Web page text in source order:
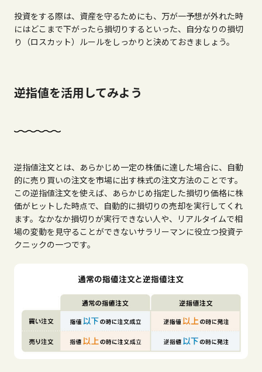
投資をする際は、資産を守るためにも、万が一予想が外れた時
にはどこまで下がったら損切りするといった、自分なりの損切
り（ロスカット）ルールをしっかりと決めておきましょう。
逆指値を活用してみよう
逆指値注文とは、あらかじめ一定の株価に達した場合に、自動
的に売り買いの注文を市場に出す株式の注文方法のことです。
この逆指値注文を使えば、あらかじめ指定した損切り価格に株
価がヒットした時点で、自動的に損切りの売却を実行してくれ
ます。なかなか損切りが実行できない人や、リアルタイムで相
場の変動を見守ることができないサラリーマンに役立つ投資テ
クニックの一つです。